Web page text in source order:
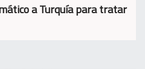
a Turquía para tratar